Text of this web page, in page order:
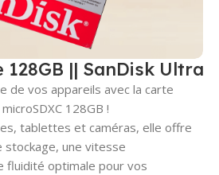
|| SanDisk Ultra
de vos appareils avec la carte
128GB !
tablettes et caméras, elle offre
stockage, une vitesse
fluidité optimale pour vos